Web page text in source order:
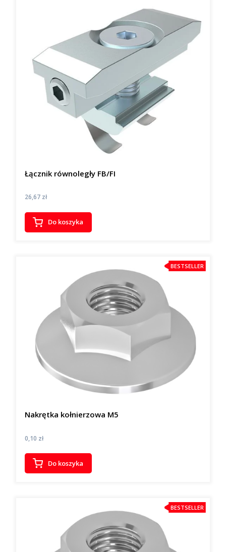
Łącznik równoległy FB/FI
Cena
26,67 zł
Do koszyka
BESTSELLER
Nakrętka kołnierzowa M5
Cena
0,10 zł
Do koszyka
BESTSELLER